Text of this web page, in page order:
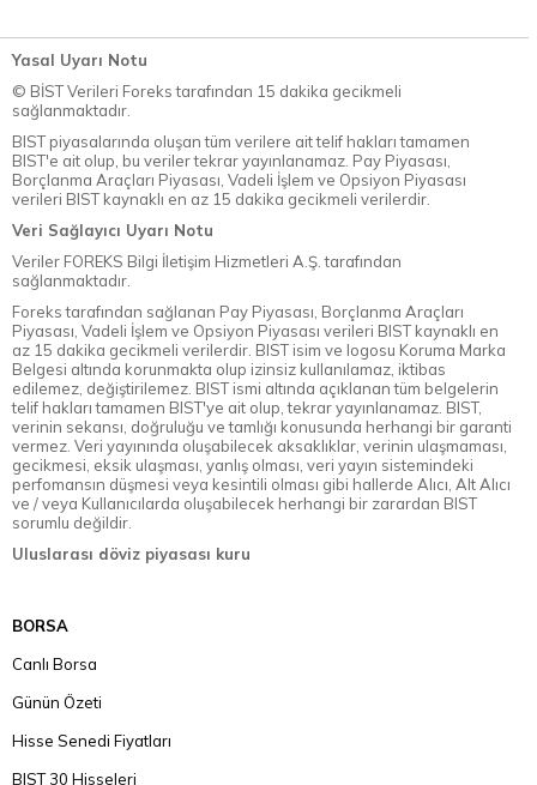
Yasal Uyarı Notu
© BİST Verileri Foreks tarafından 15 dakika gecikmeli
sağlanmaktadır.
BIST piyasalarında oluşan tüm verilere ait telif hakları tamamen
BIST'e ait olup, bu veriler tekrar yayınlanamaz. Pay Piyasası,
Borçlanma Araçları Piyasası, Vadeli İşlem ve Opsiyon Piyasası
verileri BIST kaynaklı en az 15 dakika gecikmeli verilerdir.
Veri Sağlayıcı Uyarı Notu
Veriler FOREKS Bilgi İletişim Hizmetleri A.Ş. tarafından
sağlanmaktadır.
Foreks tarafından sağlanan Pay Piyasası, Borçlanma Araçları
Piyasası, Vadeli İşlem ve Opsiyon Piyasası verileri BIST kaynaklı en
az 15 dakika gecikmeli verilerdir. BIST isim ve logosu Koruma Marka
Belgesi altında korunmakta olup izinsiz kullanılamaz, iktibas
edilemez, değiştirilemez. BIST ismi altında açıklanan tüm belgelerin
telif hakları tamamen BIST'ye ait olup, tekrar yayınlanamaz. BIST,
verinin sekansı, doğruluğu ve tamlığı konusunda herhangi bir garanti
vermez. Veri yayınında oluşabilecek aksaklıklar, verinin ulaşmaması,
gecikmesi, eksik ulaşması, yanlış olması, veri yayın sistemindeki
perfomansın düşmesi veya kesintili olması gibi hallerde Alıcı, Alt Alıcı
ve / veya Kullanıcılarda oluşabilecek herhangi bir zarardan BIST
sorumlu değildir.
Uluslarası döviz piyasası kuru
BORSA
Canlı Borsa
Günün Özeti
Hisse Senedi Fiyatları
BIST 30 Hisseleri